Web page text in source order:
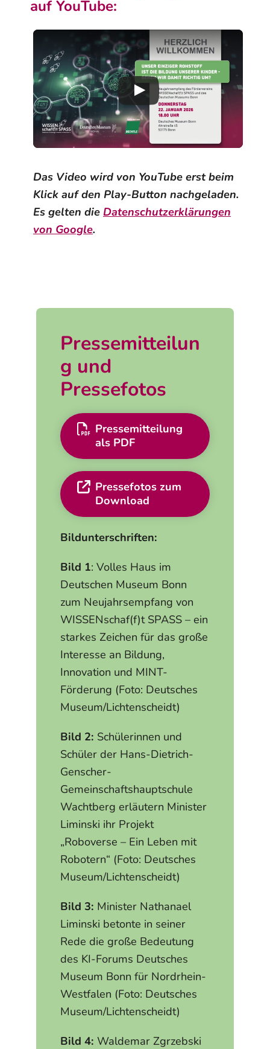
auf YouTube:
Das Video wird von YouTube erst beim
Klick auf den Play-Button nachgeladen.
Es gelten die Datenschutzerklärungen
von Google.
Pressemitteilun
g und
Pressefotos
Pressemitteilung
als PDF
Pressefotos zum
Download
Bildunterschriften:
Bild 1: Volles Haus im
Deutschen Museum Bonn
zum Neujahrsempfang von
WISSENschaf(f)t SPASS – ein
starkes Zeichen für das große
Interesse an Bildung,
Innovation und MINT-
Förderung (Foto: Deutsches
Museum/Lichtenscheidt)
Bild 2: Schülerinnen und
Schüler der Hans-Dietrich-
Genscher-
Gemeinschaftshauptschule
Wachtberg erläutern Minister
Liminski ihr Projekt
„Roboverse – Ein Leben mit
Robotern“ (Foto: Deutsches
Museum/Lichtenscheidt)
Bild 3: Minister Nathanael
Liminski betonte in seiner
Rede die große Bedeutung
des KI-Forums Deutsches
Museum Bonn für Nordrhein-
Westfalen (Foto: Deutsches
Museum/Lichtenscheidt)
Bild 4: Waldemar Zgrzebski